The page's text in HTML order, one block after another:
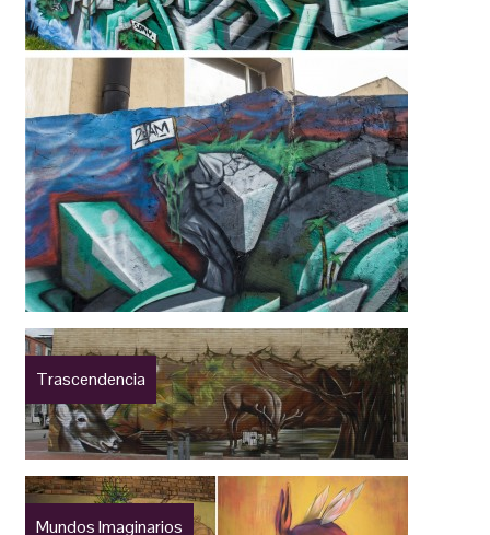
Trascendencia
Mundos Imaginarios